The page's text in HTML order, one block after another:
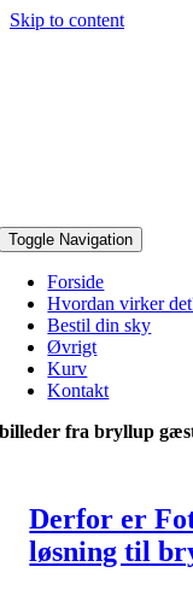
Skip to content
Toggle Navigation
Forside
Hvordan virker
Bestil din sky
Øvrigt
Kurv
Kontakt
billeder fra bryllup
Derfor er
løsning til